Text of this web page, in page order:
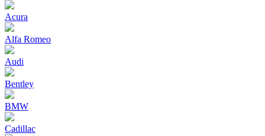
Acura
Alfa Romeo
Audi
Bentley
BMW
Cadillac